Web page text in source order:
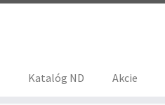
Katalóg ND Akcie